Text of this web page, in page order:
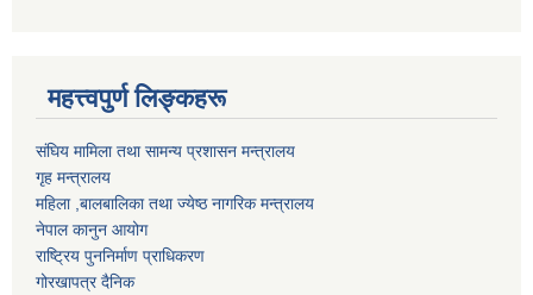
महत्त्वपुर्ण लिङ्कहरू
संघिय मामिला तथा सामन्य प्रशासन मन्त्रालय
गृह मन्त्रालय
महिला ,बालबालिका तथा ज्येष्ठ नागरिक मन्त्रालय
नेपाल कानुन आयोग
राष्ट्रिय पुननिर्माण प्राधिकरण
गोरखापत्र दैनिक